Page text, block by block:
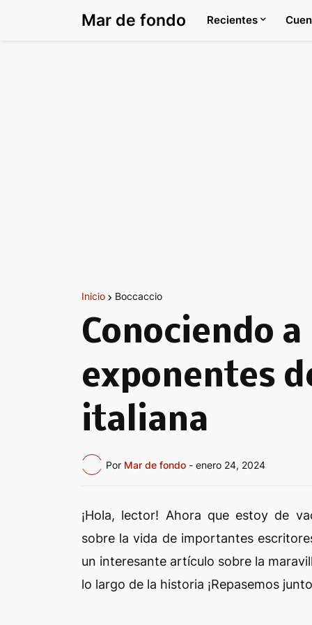
Mar de fondo Recientes
Inicio Boccaccio
Conociendo
exponentes
italiana
Por Mar de fondo - enero 24, 2024
¡Hola, lector! Ahora que estoy de
sobre la vida de importantes
un interesante artículo sobre la
lo largo de la historia ¡Repasemos